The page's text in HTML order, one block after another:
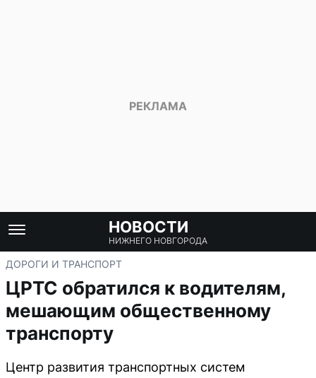
НОВОСТИ
НИЖНЕГО НОВГОРОДА
ДОРОГИ И ТРАНСПОРТ
ЦРТС обратился к водителям,
мешающим общественному
транспорту
Центр развития транспортных систем